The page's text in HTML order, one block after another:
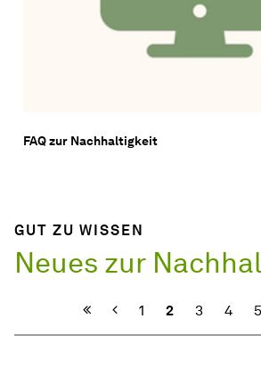
FAQ zur Nachhaltigkeit
GUT ZU WISSEN
Neues zur
Vorherige
1 2 3 4 5